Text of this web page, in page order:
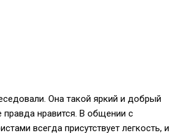
Она такой яркий и добрый
правда нравится. В общении с
всегда присутствует легкость, и